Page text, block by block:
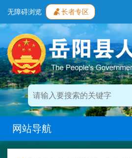
无障碍浏览 长者专区
网站导航